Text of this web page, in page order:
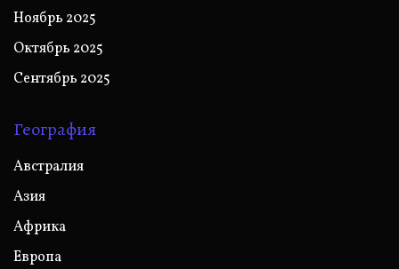
Ноябрь 2025
Октябрь 2025
Сентябрь 2025
География
Австралия
Азия
Африка
Европа